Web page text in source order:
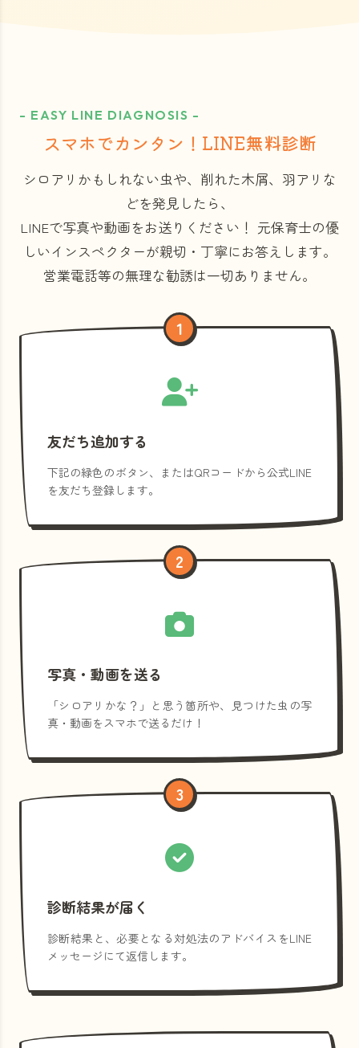
- EASY LINE DIAGNOSIS -
スマホでカンタン！LINE無料診断
シロアリかもしれない虫や、削れた木屑、羽アリな
どを発見したら、
LINEで写真や動画をお送りください！ 元保育士の優
しいインスペクターが親切・丁寧にお答えします。
営業電話等の無理な勧誘は一切ありません。
1
友だち追加する
下記の緑色のボタン、またはQRコードから公式LINE
を友だち登録します。
2
写真・動画を送る
「シロアリかな？」と思う箇所や、見つけた虫の写
真・動画をスマホで送るだけ！
3
診断結果が届く
診断結果と、必要となる対処法のアドバイスをLINE
メッセージにて返信します。